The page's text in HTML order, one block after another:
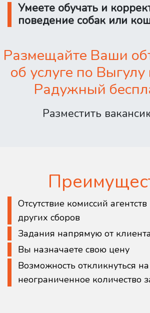
Умеете обучать и
поведение собак или
Размещайте Ваши
об услуге по Выгулу
Радужный
Разместить
Отсутствие комиссий
других сборов
Задания напрямую от
Вы назначаете свою цену
Возможность откликнуться на
неограниченное количество